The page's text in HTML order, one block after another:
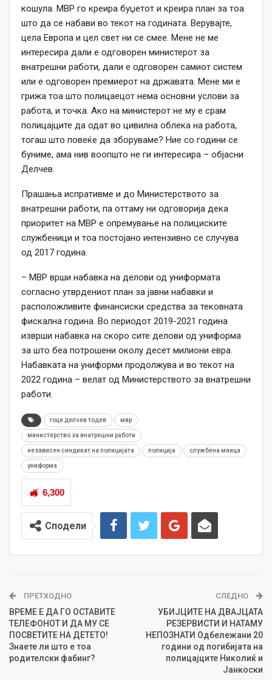
кошула. МВР го креира буџетот и креира план за тоа
што да се набави во текот на годината. Верувајте,
цела Европа и цел свет ни се смее. Мене не ме
интересира дали е одговорен министерот за
внатрешни работи, дали е одговорен самиот систем
или е одговорен премиерот на државата. Мене ми е
грижа тоа што полицаецот нема основни услови за
работа, и точка. Ако на министерот не му е срам
полицајците да одат во цивилна облека на работа,
тогаш што повеќе да зборуваме? Ние со години се
буниме, ама нив воопшто не ги интересира – објасни
Делчев.
Прашања испративме и до Министерството за
внатрешни работи, па оттаму ни одговорија дека
приоритет на МВР е опремување на полициските
службеници и тоа постојано интензивно се случува
од 2017 година.
– МВР врши набавка на делови од униформата
согласно утврдениот план за јавни набавки и
расположливите финансиски средства за тековната
фискална година. Во периодот 2019-2021 година
изврши набавка на скоро сите делови од униформа
за што беа потрошени околу десет милиони евра.
Набавката на униформи продолжува и во текот на
2022 година – велат од Министерството за внатрешни
работи.
гоце делчев тодев мвр
министерство за внатрешни работи
независен синдикат на полицијата полиција службена маица
униформа
6,300
Сподели
ПРЕТХОДНО
ВРЕМЕ Е ДА ГО ОСТАВИТЕ
ТЕЛЕФОНОТ И ДА МУ СЕ
ПОСВЕТИТЕ НА ДЕТЕТО!
Знаете ли што е тоа
родителски фабинг?
СЛЕДНО
УБИЈЦИТЕ НА ДВАЈЦАТА
РЕЗЕРВИСТИ И НАТАМУ
НЕПОЗНАТИ Одбележани 20
години од погибијата на
полицајците Николиќ и
Јанкоски